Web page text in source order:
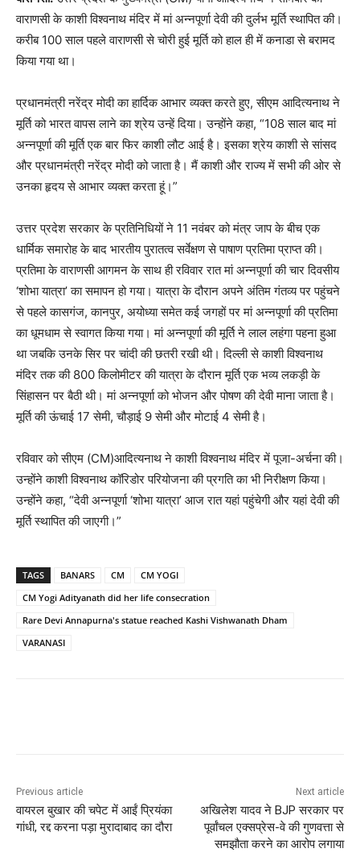
वाराणसी के काशी विश्वनाथ मंदिर में मां अन्नपूर्णा देवी की दुर्लभ मूर्ति स्थापित की।
करीब 100 साल पहले वाराणसी से चोरी हुई मूर्ति को हाल ही में कनाडा से बरामद
किया गया था।
प्रधानमंत्री नरेंद्र मोदी का हार्दिक आभार व्यक्त करते हुए, सीएम आदित्यनाथ ने
मूर्ति को भारत वापस लाने का श्रेय उन्हें दिया। उन्होंने कहा, “108 साल बाद मां
अन्नपूर्णा की मूर्ति एक बार फिर काशी लौट आई है। इसका श्रेय काशी से सांसद
और प्रधानमंत्री नरेंद्र मोदी को जाता है। मैं काशी और राज्य में सभी की ओर से
उनका हृदय से आभार व्यक्त करता हूं।”
उत्तर प्रदेश सरकार के प्रतिनिधियों ने 11 नवंबर को मंत्र जाप के बीच एक
धार्मिक समारोह के बाद भारतीय पुरातत्व सर्वेक्षण से पाषाण प्रतिमा प्राप्त की।
प्रतिमा के वाराणसी आगमन के साथ ही रविवार रात मां अन्नपूर्णा की चार दिवसीय
‘शोभा यात्रा’ का समापन हो गया। यात्रा के दौरान अपने अंतिम गंतव्य पर पहुंचने
से पहले कासगंज, कानपुर, अयोध्या समेत कई जगहों पर मां अन्नपूर्णा की प्रतिमा
का धूमधाम से स्वागत किया गया। मां अन्नपूर्णा की मूर्ति ने लाल लहंगा पहना हुआ
था जबकि उनके सिर पर चांदी की छतरी रखी थी। दिल्ली से काशी विश्वनाथ
मंदिर तक की 800 किलोमीटर की यात्रा के दौरान मूर्ति एक भव्य लकड़ी के
सिंहासन पर बैठी थी। मां अन्नपूर्णा को भोजन और पोषण की देवी माना जाता है।
मूर्ति की ऊंचाई 17 सेमी, चौड़ाई 9 सेमी और मोटाई 4 सेमी है।
रविवार को सीएम (CM)आदित्यनाथ ने काशी विश्वनाथ मंदिर में पूजा-अर्चना की।
उन्होंने काशी विश्वनाथ कॉरिडोर परियोजना की प्रगति का भी निरीक्षण किया।
उन्होंने कहा, “देवी अन्नपूर्णा ‘शोभा यात्रा’ आज रात यहां पहुंचेगी और यहां देवी की
मूर्ति स्थापित की जाएगी।”
TAGS BANARS CM
CM YOGI
CM Yogi Adityanath did her life consecration
Rare Devi Annapurna's statue reached Kashi Vishwanath Dham
VARANASI
Previous article
वायरल बुखार की चपेट में आईं प्रियंका
गांधी, रद्द करना पड़ा मुरादाबाद का दौरा
Next article
अखिलेश यादव ने BJP सरकार पर
पूर्वांचल एक्सप्रेस-वे की गुणवत्ता से
समझौता करने का आरोप लगाया